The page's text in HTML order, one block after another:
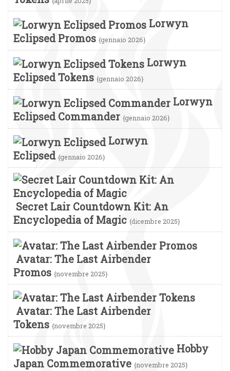
Lorwyn
Eclipsed Promos {gennaio 2026}
Lorwyn
Eclipsed Tokens {gennaio 2026}
Lorwyn
Eclipsed Commander {gennaio 2026}
Lorwyn
Eclipsed {gennaio 2026}
Secret Lair Countdown Kit: An
Encyclopedia of Magic {dicembre 2025}
Avatar: The Last Airbender
Promos {novembre 2025}
Avatar: The Last Airbender
Tokens {novembre 2025}
Hobby
Japan Commemorative {novembre 2025}